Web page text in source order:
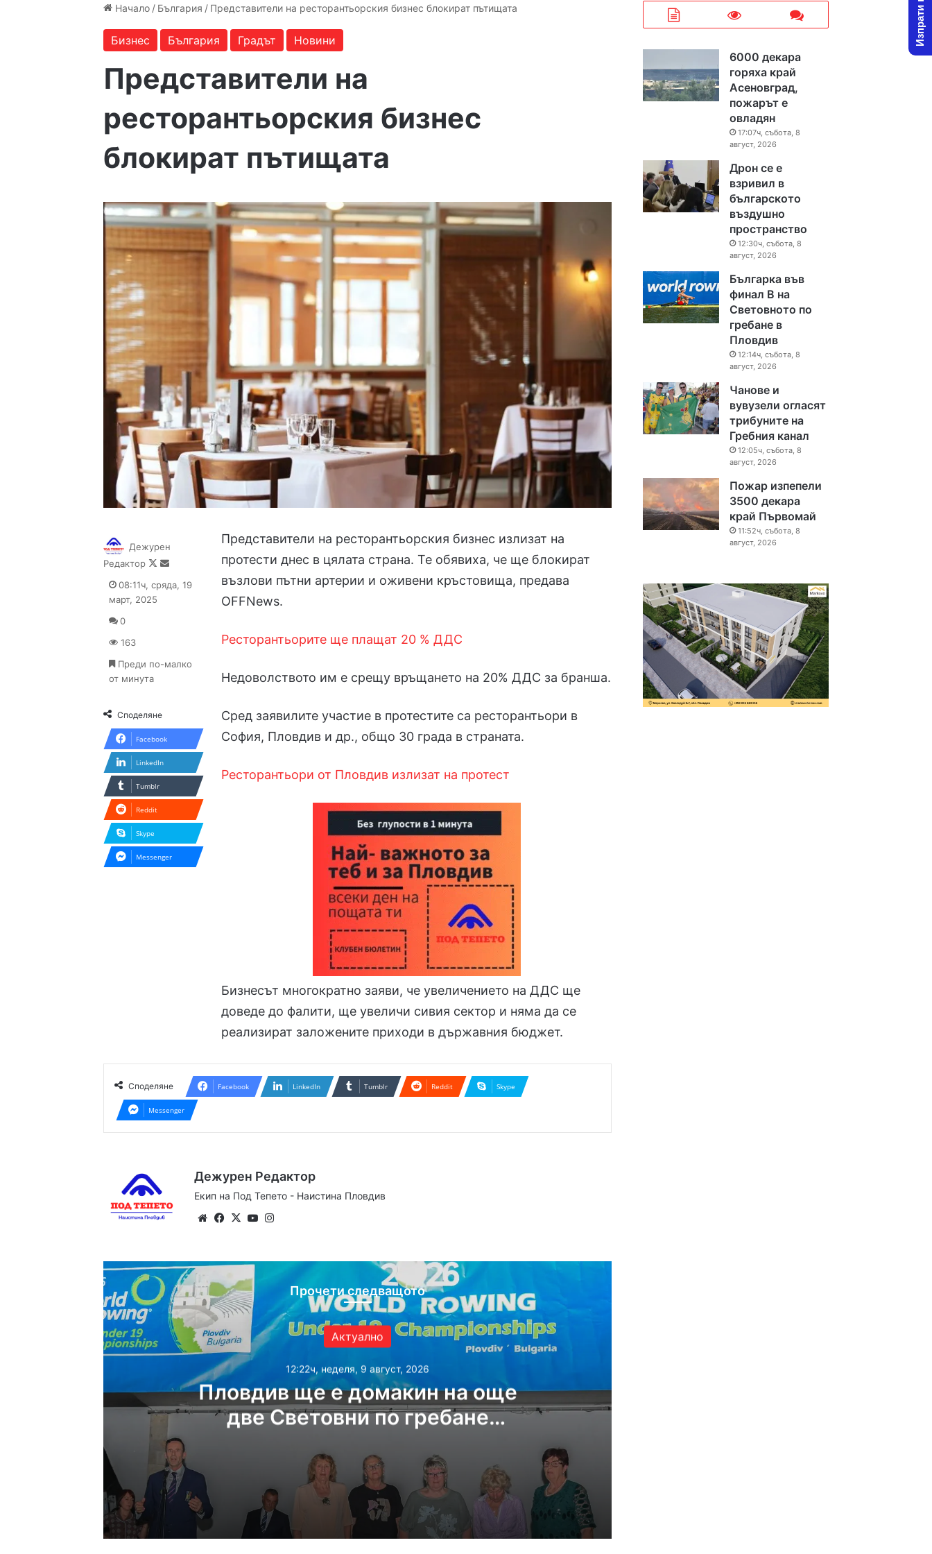
Начало / България / Представители на ресторантьорския бизнес блокират пътищата
Бизнес България Градът Новини
Представители на
ресторантьорския бизнес
блокират пътищата
Представители на ресторантьорския бизнес излизат на
протести днес в цялата страна. Те обявиха, че ще блокират
възлови пътни артерии и оживени кръстовища, предава
OFFNews.
Ресторантьорите ще плащат 20 % ДДС
Недоволството им е срещу връщането на 20% ДДС за бранша.
Сред заявилите участие в протестите са ресторантьори в
София, Пловдив и др., общо 30 града в страната.
Ресторантьори от Пловдив излизат на протест
Бизнесът многократно заяви, че увеличението на ДДС ще
доведе до фалити, ще увеличи сивия сектор и няма да се
реализират заложените приходи в държавния бюджет.
Дежурен
Редактор
Follow
X
Send
email
08:11ч, сряда, 19
март, 2025
0
163
Преди по-малко
от минута
Споделяне
Facebook
LinkedIn
Tumblr
Reddit
Skype
Messenger
Споделяне Facebook LinkedIn Tumblr Reddit Skype
Messenger
Дежурен Редактор
Екип на Под Тепето - Наистина Пловдив
WebsiteFacebook
X YouTube
Прочети следващото
Актуално
12:22ч, неделя, 9 август, 2026
Пловдив ще е домакин на още
две Световни по гребане
12:22ч, неделя, 9 август, 2026
6000 декара
горяха край
Асеновград,
пожарът е
овладян
17:07ч, събота, 8
август, 2026
Дрон се е
взривил в
българското
въздушно
пространство
12:30ч, събота, 8
август, 2026
Българка във
финал B на
Световното по
гребане в
Пловдив
12:14ч, събота, 8
август, 2026
Чанове и
вувузели огласят
трибуните на
Гребния канал
12:05ч, събота, 8
август, 2026
Пожар изпепели
3500 декара
край Първомай
11:52ч, събота, 8
август, 2026